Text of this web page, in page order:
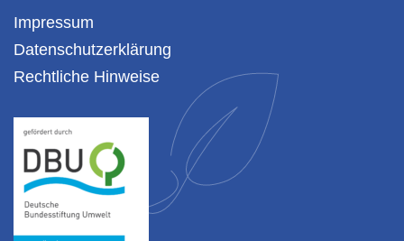
Impressum
Datenschutzerklärung
Rechtliche Hinweise